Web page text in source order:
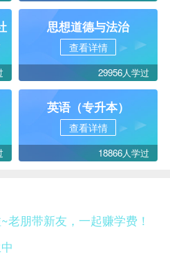
思想道德与法治
查看详情
29956人学过
英语（专升本）
查看详情
18866人学过
老朋带新友，一起赚学费！